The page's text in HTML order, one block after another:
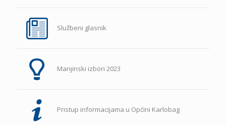
Službeni glasnik
Manjinski izbori 2023
Pristup informacijama u Općini Karlobag